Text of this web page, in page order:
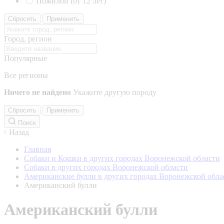
Сбросить Применить
Город, регион
Популярные
Все регионы
Ничего не найдено Укажите другую породу
Сбросить
Применить
Поиск
Назад
Главная
Собаки и Кошки в других городах Воронежской области
Собаки в других городах Воронежской области
Американские булли в других городах Воронежской
Американский булли
Американский булли